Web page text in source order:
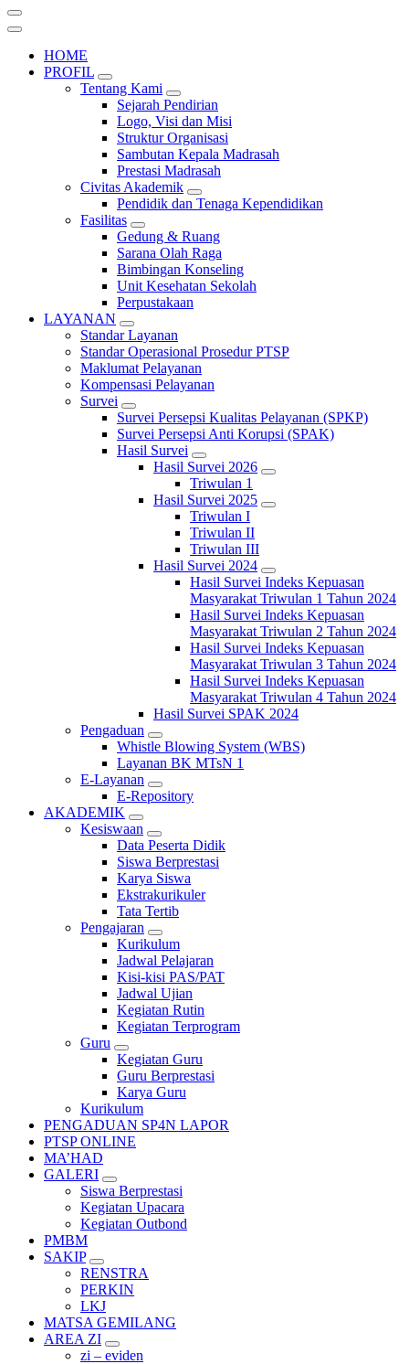
HOME
PROFIL
Tentang Kami
Sejarah Pendirian
Logo, Visi dan Misi
Struktur Organisasi
Sambutan Kepala Madrasah
Prestasi Madrasah
Civitas Akademik
Pendidik dan Tenaga Kependidikan
Fasilitas
Gedung & Ruang
Sarana Olah Raga
Bimbingan Konseling
Unit Kesehatan Sekolah
Perpustakaan
LAYANAN
Standar Layanan
Standar Operasional Prosedur PTSP
Maklumat Pelayanan
Kompensasi Pelayanan
Survei
Survei Persepsi Kualitas Pelayanan (SPKP)
Survei Persepsi Anti Korupsi (SPAK)
Hasil Survei
Hasil Survei 2026
Triwulan 1
Hasil Survei 2025
Triwulan I
Triwulan II
Triwulan III
Hasil Survei 2024
Hasil Survei Indeks Kepuasan
Masyarakat Triwulan 1 Tahun 2024
Hasil Survei Indeks Kepuasan
Masyarakat Triwulan 2 Tahun 2024
Hasil Survei Indeks Kepuasan
Masyarakat Triwulan 3 Tahun 2024
Hasil Survei Indeks Kepuasan
Masyarakat Triwulan 4 Tahun 2024
Hasil Survei SPAK 2024
Pengaduan
Whistle Blowing System (WBS)
Layanan BK MTsN 1
E-Layanan
E-Repository
AKADEMIK
Kesiswaan
Data Peserta Didik
Siswa Berprestasi
Karya Siswa
Ekstrakurikuler
Tata Tertib
Pengajaran
Kurikulum
Jadwal Pelajaran
Kisi-kisi PAS/PAT
Jadwal Ujian
Kegiatan Rutin
Kegiatan Terprogram
Guru
Kegiatan Guru
Guru Berprestasi
Karya Guru
Kurikulum
PENGADUAN SP4N LAPOR
PTSP ONLINE
MA’HAD
GALERI
Siswa Berprestasi
Kegiatan Upacara
Kegiatan Outbond
PMBM
SAKIP
RENSTRA
PERKIN
LKJ
MATSA GEMILANG
AREA ZI
zi – eviden